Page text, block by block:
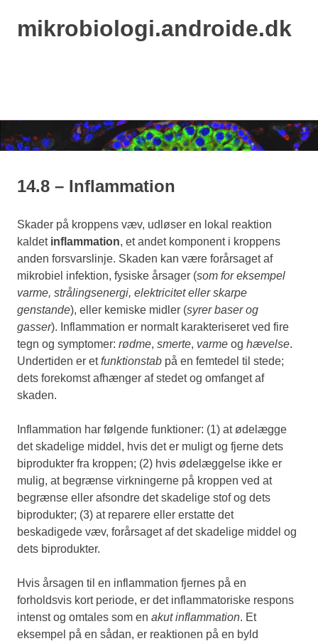
Skip
to
mikrobiologi.androide.dk
14.8 – Inflammation
Skader på kroppens væv, udløser en lokal reaktion
kaldet inflammation, et andet komponent i kroppens
anden forsvarslinje. Skaden kan være forårsaget af
mikrobiel infektion, fysiske årsager (som for eksempel
varme, strålingsenergi, elektricitet eller skarpe
genstande), eller kemiske midler (syrer baser og
gasser). Inflammation er normalt karakteriseret ved fire
tegn og symptomer: rødme, smerte, varme og hævelse.
Undertiden er etfunktionstab på en femtedel til stede;
dets forekomst afhænger af stedet og omfanget af
skaden.
Inflammation har følgende funktioner: (1) at ødelægge
det skadelige middel, hvis det er muligt og fjerne dets
biprodukter fra kroppen; (2) hvis ødelæggelse ikke er
mulig, at begrænse virkningerne på kroppen ved at
begrænse eller afsondre det skadelige stof og dets
biprodukter; (3) at reparere eller erstatte det
beskadigede væv, forårsaget af det skadelige middel og
dets biprodukter.
Hvis årsagen til en inflammation fjernes på en
forholdsvis kort periode, er det inflammatoriske respons
intenst og omtales som en akut inflammation. Et
eksempel på en sådan, er reaktionen på en byld